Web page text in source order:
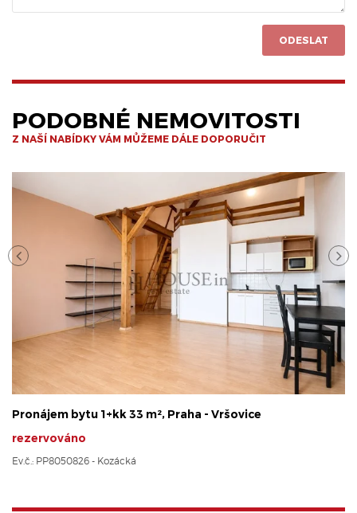
ODESLAT
PODOBNÉ NEMOVITOSTI
Z NAŠÍ NABÍDKY VÁM MŮŽEME DÁLE DOPORUČIT
Pronájem bytu 1+kk 33 m², Praha - Vršovice
rezervováno
Ev.č.: PP8050826 - Kozácká